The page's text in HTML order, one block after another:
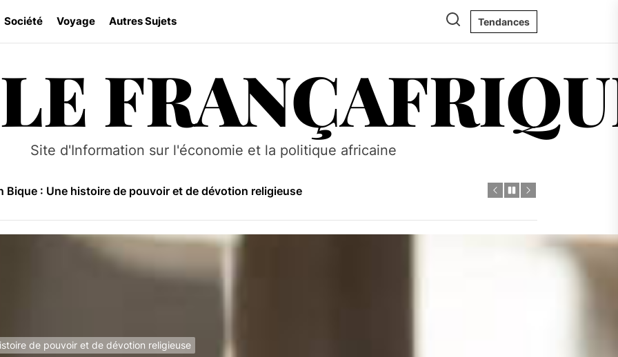
Société Voyage Autres Sujets Tendances
Site d'Information sur l'économie et la politique africaine
au Mozambique : Histoire, culture et traditions
Niassa : Un sanctuaire sauvage au Mozambique
le tourisme au Mozambique grâce à des pratiques durables
Bique : Une histoire de pouvoir et de dévotion religieuse
culturelle et coutumière du Mozambique
au Mozambique : Histoire, culture et traditions
Niassa : Un sanctuaire sauvage au Mozambique
Bique : Une histoire de pouvoir et de dévotion religieuse
de pouvoir et de dévotion religieuse